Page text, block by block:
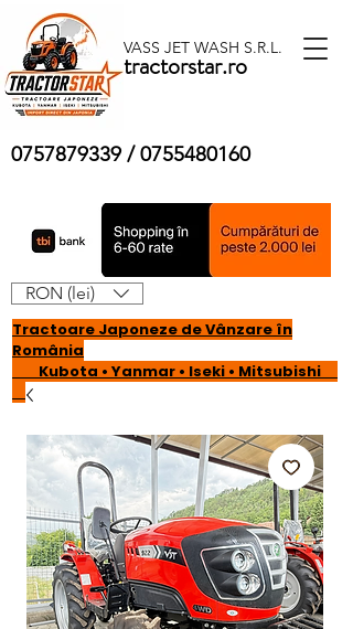
VASS JET WASH S.R.L.
tractorstar.ro
0757879339 /0755480160
Tractoare Japoneze de Vânzare în
România
Kubota • Yanmar • Iseki • Mitsubishi
Conectează-te/Înregistrează-te
RON (lei)